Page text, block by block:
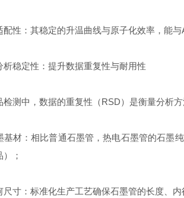
配性：其稳定的升温曲线与原子化效率，能
析稳定性：提升数据重复性与耐用性
检测中，数据的重复性（RSD）是衡量分析
基材：相比普通石墨管，热电石墨管的石墨
；
尺寸：标准化生产工艺确保石墨管的长度、